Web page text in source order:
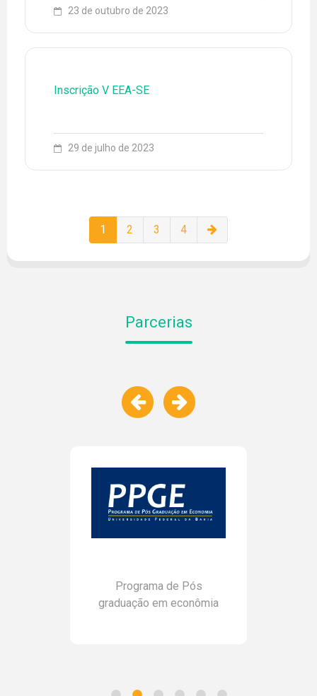
23 de outubro de 2023
Inscrição V EEA-SE
29 de julho de 2023
1 2 3 4
Parcerias
Programa de Pós
graduação em econômia